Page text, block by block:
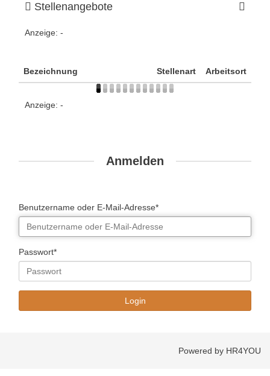
Stellenangebote
Anzeige: -
Bezeichnung Stellenart Arbeitsort
Anzeige: -
Anmelden
Benutzername oder E-Mail-Adresse*
Passwort*
Powered by HR4YOU